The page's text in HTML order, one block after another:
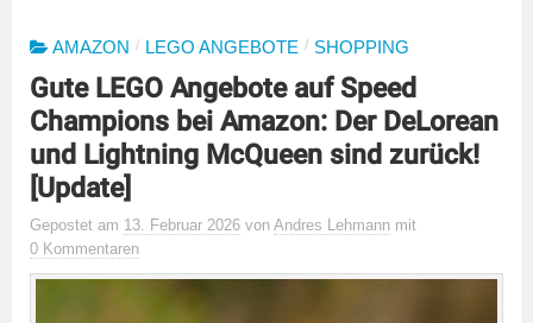
AMAZON / LEGO ANGEBOTE / SHOPPING
Gute LEGO Angebote auf Speed
Champions bei Amazon: Der DeLorean
und Lightning McQueen sind zurück!
[Update]
Gepostet am 13. Februar 2026 von Andres Lehmann mit
0 Kommentaren